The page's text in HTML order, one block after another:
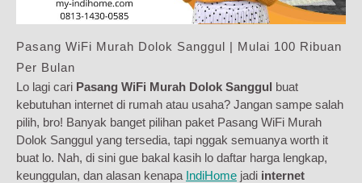
Pasang WiFi Murah Dolok Sanggul | Mulai 100 Ribuan
Per Bulan
Lo lagi cari Pasang WiFi Murah Dolok Sanggul
buat
kebutuhan internet di rumah atau usaha? Jangan sampe salah
pilih, bro! Banyak banget pilihan paket Pasang WiFi Murah
Dolok Sanggul yang tersedia, tapi nggak semuanya worth it
buat lo. Nah, di sini gue bakal kasih lo daftar harga lengkap,
keunggulan, dan alasan kenapa IndiHome jadi internet